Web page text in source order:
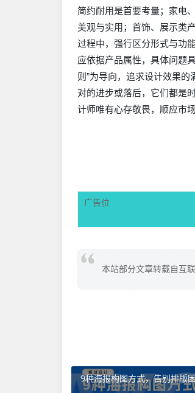
简约耐用是首要考量；家电
美观与实用；首饰、展示类
过程中，强行区分形式与功
应依据产品属性，具体问题
则”为导向，追求设计效果
对的进步或落后，它们都是
计师唯有心存敬畏，顺应市
广告位
本站部分文章转载自互
9种海报构图方式，告别排版